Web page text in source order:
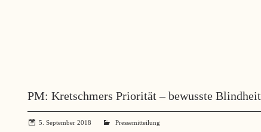
PM: Kretschmers Priorität – bewusste Blindheit
5. September 2018 administrator
Pressemitteilung